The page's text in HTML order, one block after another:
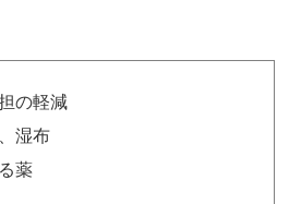
の軽減
湿布
薬